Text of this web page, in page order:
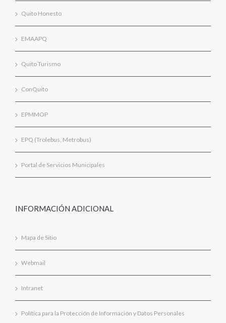
Quito Honesto
EMAAPQ
Quito Turismo
ConQuito
EPMMOP
EPQ (Trolebus, Metrobus)
Portal de Servicios Municipales
INFORMACIÓN ADICIONAL
Mapa de Sitio
Webmail
Intranet
Política para la Protección de Información y Datos Personales